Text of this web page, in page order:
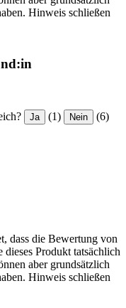
Hinweis schließen
Ja (1) Nein (6)
dass die Bewertung von
Produkt tatsächlich
aber grundsätzlich
Hinweis schließen